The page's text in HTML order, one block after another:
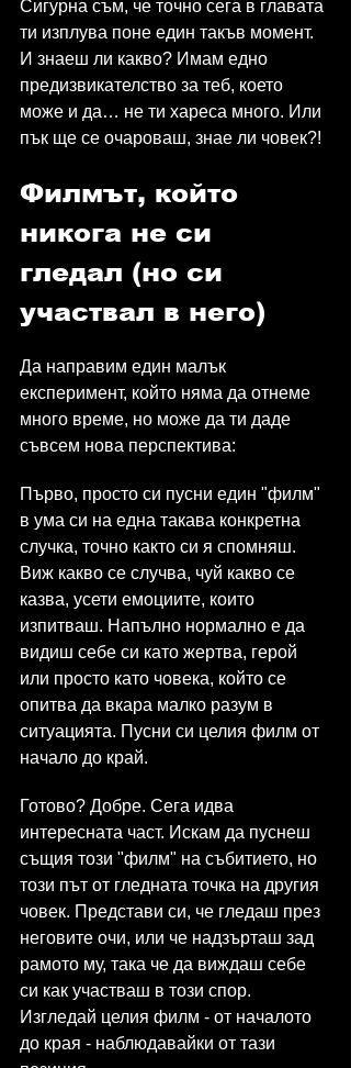
Сигурна съм, че точно сега в главата
ти изплува поне един такъв момент.
И знаеш ли какво? Имам едно
предизвикателство за теб, което
може и да… не ти хареса много. Или
пък ще се очароваш, знае ли човек?!
Филмът, който
никога не си
гледал (но си
участвал в него)
Да направим един малък
експеримент, който няма да отнеме
много време, но може да ти даде
съвсем нова перспектива:
Първо, просто си пусни един "филм"
в ума си на една такава конкретна
случка, точно както си я спомняш.
Виж какво се случва, чуй какво се
казва, усети емоциите, които
изпитваш. Напълно нормално е да
видиш себе си като жертва, герой
или просто като човека, който се
опитва да вкара малко разум в
ситуацията. Пусни си целия филм от
начало до край.
Готово? Добре. Сега идва
интересната част. Искам да пуснеш
същия този "филм" на събитието, но
този път от гледната точка на другия
човек. Представи си, че гледаш през
неговите очи, или че надзърташ зад
рамото му, така че да виждаш себе
си как участваш в този спор.
Изгледай целия филм - от началото
до края - наблюдавайки от тази